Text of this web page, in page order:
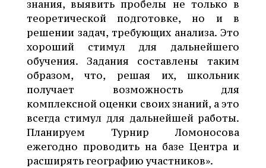
знания, выявить пробелы не только в
теоретической подготовке, но и в
решении задач, требующих анализа. Это
хороший стимул для дальнейшего
обучения. Задания составлены таким
образом, что, решая их, школьник
получает возможность для
комплексной оценки своих знаний, а это
всегда стимул для дальнейшей работы.
Планируем Турнир Ломоносова
ежегодно проводить на базе Центра и
расширять географию участников».